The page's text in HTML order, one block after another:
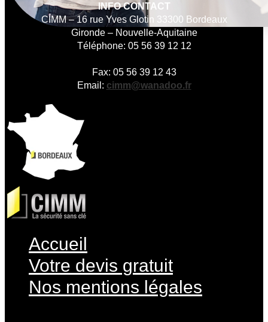
INFO CONTACT
CIMM – 16 rue Yves Glotin 33300 Bordeaux
Gironde – Nouvelle-Aquitaine
Téléphone: 05 56 39 12 12
Fax: 05 56 39 12 43
Email: cimm@wanadoo.fr
Accueil
Votre devis gratuit
Nos mentions légales